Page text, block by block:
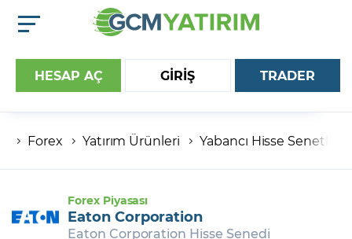
HESAP AÇ GİRİŞ
Hesap numaranız
TRADER
Forex Yatırım Ürünleri Yabancı Hisse Senetleri
Forex Piyasası
Eaton Corporation
Eaton Corporation Hisse Senedi